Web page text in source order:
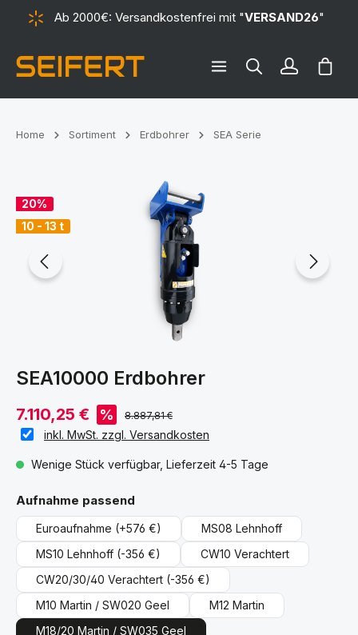
springenAb 2000€: Versandkostenfrei mit "VERSAND26"
Home Sortiment Erdbohrer SEA Serie
20%
10 - 13 t
SEA10000 Erdbohrer
7.110,25 € % 8.887,81 €
inkl. MwSt. zzgl. Versandkosten
Wenige Stück verfügbar, Lieferzeit 4-5 Tage
Aufnahme passend
Euroaufnahme (+576 €)
MS08 Lehnhoff
MS10 Lehnhoff (-356 €)
CW10 Verachtert
CW20/30/40 Verachtert (-356 €)
M10 Martin / SW020 Geel
M12 Martin
M18/20 Martin / SW035 Geel